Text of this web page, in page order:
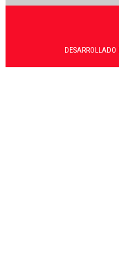
DESARROLLADO